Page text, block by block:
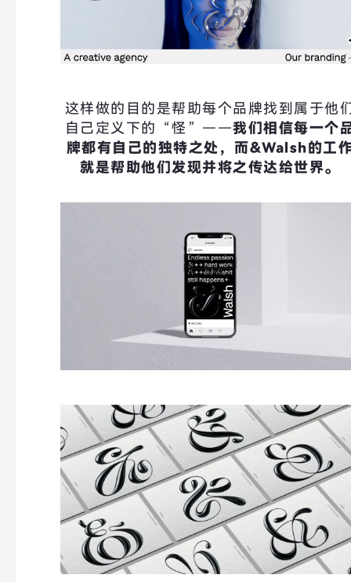
这样做的目的是帮助每个品牌找到属于他
自己定义下的“怪”——我们相信每一个
牌都有自己的独特之处，而&Walsh的工
就是帮助他们发现并将之传达给世界。